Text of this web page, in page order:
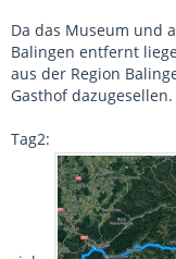
Da das Museum und
Balingen entfernt
aus der Region
Gasthof dazugesellen.
Tag2: